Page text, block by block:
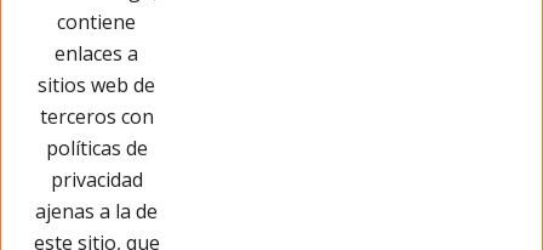
Páginas Legales
contiene
enlaces a
sitios web de
terceros con
políticas de
privacidad
ajenas a la de
este sitio, que